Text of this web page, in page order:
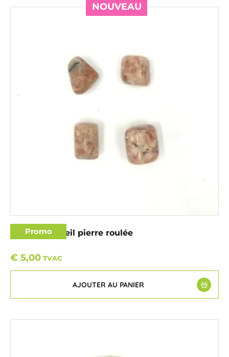
NOUVEAU
NOUVEAU
Promo
Pierre du soleil pierre roulée
€ 5,00 TVAC
AJOUTER AU PANIER